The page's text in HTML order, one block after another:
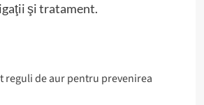
şi tratament.
reguli de aur pentru prevenirea